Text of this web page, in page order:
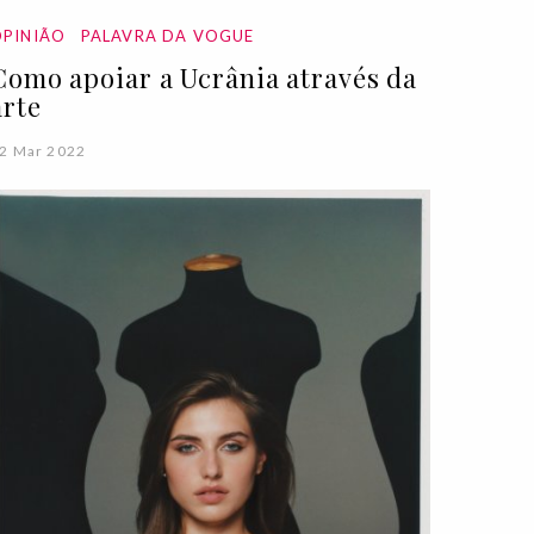
PALAVRA DA VOGUE
apoiar a Ucrânia através da
Mar 2022